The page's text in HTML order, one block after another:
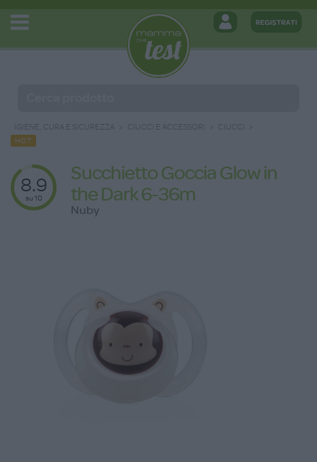
IGIENE, CURA E SICUREZZA CIUCCI E ACCESSORI
HOT
8.9
su 10
Succhietto Goccia Glow in
the Dark 6-36m
Nuby